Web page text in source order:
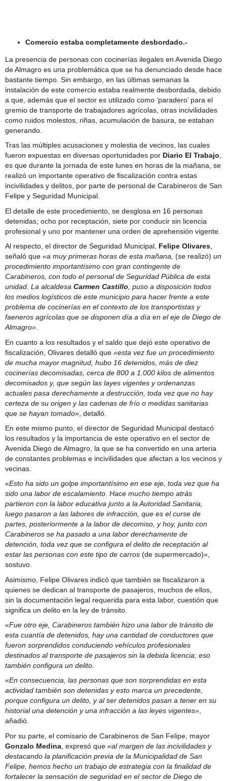
Comercio estaba completamente desbordado.-
La presencia de personas con cocinerías ilegales en Avenida Diego
de Almagro es una problemática que se ha denunciado desde hace
bastante tiempo. Sin embargo, en las últimas semanas la
instalación de este comercio estaba realmente desbordada, debido
a que, además que el sector es utilizado como ‘paradero’ para el
gremio de transporte de trabajadores agrícolas, otras incivilidades
como ruidos molestos, riñas, acumulación de basura, se estaban
generando.
Tras las múltiples acusaciones y molestia de vecinos, las cuales
fueron expuestas en diversas oportunidades por Diario El Trabajo,
es que durante la jornada de este lunes en horas de la mañana, se
realizó un importante operativo de fiscalización contra estas
incivilidades y delitos, por parte de personal de Carabineros de San
Felipe y Seguridad Municipal.
El detalle de este procedimiento, se desglosa en 16 personas
detenidas; ocho por receptación, siete por conducir sin licencia
profesional y uno por mantener una orden de aprehensión vigente.
Al respecto, el director de Seguridad Municipal, Felipe Olivares
señaló que «a muy primeras horas de esta mañana, (se realizó) un
procedimiento importantísimo con gran contingente de
Carabineros, con todo el personal de Seguridad Pública de esta
unidad. La alcaldesa Carmen Castillo , puso a disposición todos
los medios logísticos de este municipio para hacer frente a este
problema de cocinerías en el contexto de los transportistas y
faeneros agrícolas que se disponen día a día en el eje de Diego de
Almagro»
En cuanto a los resultados y el saldo que dejó este operativo de
fiscalización, Olivares detalló que «esta vez fue un procedimiento
de mucha mayor magnitud, hubo 16 detenidos, más de diez
cocinerías decomisadas, cerca de 800 a 1.000 kilos de alimentos
decomisados y, que según las layes vigentes y ordenanzas
actuales pasa derechamente a destrucción, toda vez que no hay
certeza de su origen y las cadenas de frío o medidas sanitarias
que se hayan tomado» , detalló.
En este mismo punto, el director de Seguridad Municipal destacó
los resultados y la importancia de este operativo en el sector de
Avenida Diego de Almagro, la que se ha convertido en una arteria
de constantes problemas e incivilidades que afectan a los vecinos y
vecinas.
«Esto ha sido un golpe importantísimo en ese eje, toda vez que ha
sido una labor de escalamiento. Hace mucho tiempo atrás
partieron con la labor educativa junto a la Autoridad Sanitaria,
luego pasaron a las labores de infracción, que es el curse de
partes, posteriormente a la labor de decomiso, y hoy, junto con
Carabineros se ha pasado a una labor derechamente de
detención, toda vez que se configura el delito de receptación al
estar las personas con este tipo de carros (de supermercado)»,
sostuvo.
Asimismo, Felipe Olivares indicó que también se fiscalizaron a
quienes se dedican al transporte de pasajeros, muchos de ellos,
sin la documentación legal requerida para esta labor, cuestión que
significa un delito en la ley de tránsito.
«Fue otro eje, Carabineros también hizo una labor de tránsito de
esta cuantía de detenidos, hay una cantidad de conductores que
fueron sorprendidos conduciendo vehículos profesionales
destinados al transporte de pasajeros sin la debida licencia; eso
también configura un delito.
«En consecuencia, las personas que son sorprendidas en esta
actividad también son detenidas y esto marca un precedente,
porque configura un delito, y al ser detenidos pasan a tener en su
historial una detención y una infracción a las leyes vigentes»,
añadió.
Por su parte, el comisario de Carabineros de San Felipe, mayor
Gonzalo Medina , expresó que «al margen de las incivilidades y
destacando la planificación previa de la Municipalidad de San
Felipe, hemos hecho un trabajo de estrategia con la finalidad de
fortalecer la sensación de seguridad en el sector de Diego de